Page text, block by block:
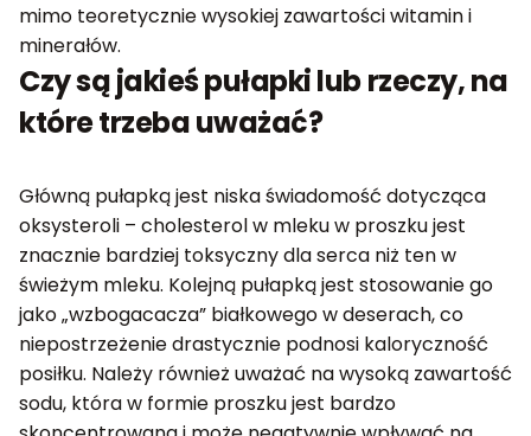
mimo teoretycznie wysokiej zawartości witamin i
minerałów.
Czy są jakieś pułapki lub rzeczy, na
które trzeba uważać?
Główną pułapką jest niska świadomość dotycząca
oksysteroli – cholesterol w mleku w proszku jest
znacznie bardziej toksyczny dla serca niż ten w
świeżym mleku. Kolejną pułapką jest stosowanie go
jako „wzbogacacza” białkowego w deserach, co
niepostrzeżenie drastycznie podnosi kaloryczność
posiłku. Należy również uważać na wysoką zawartość
sodu, która w formie proszku jest bardzo